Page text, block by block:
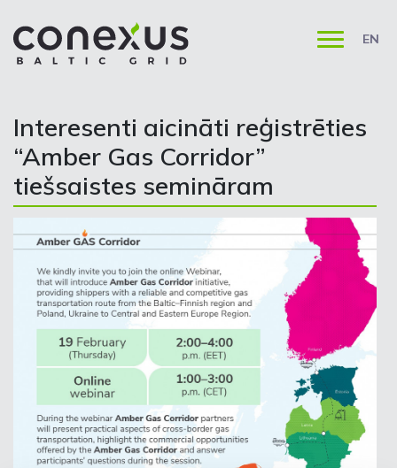
EN
Interesenti aicināti reģistrēties
“Amber Gas Corridor”
tiešsaistes semināram